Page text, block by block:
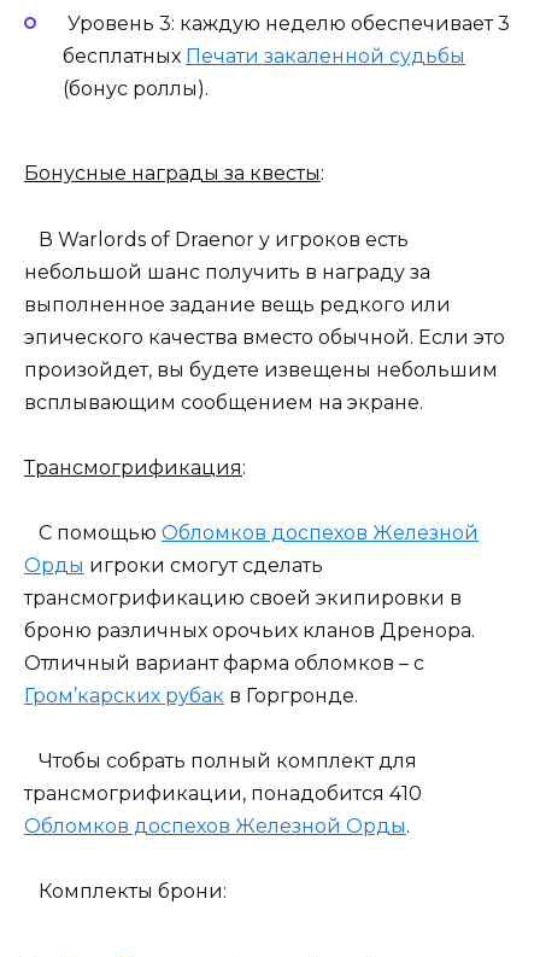
Уровень 3: каждую неделю обеспечивает 3
бесплатных Печати закаленной судьбы
(бонус роллы).
Бонусные награды за квесты:
В Warlords of Draenor у игроков есть
небольшой шанс получить в награду за
выполненное задание вещь редкого или
эпического качества вместо обычной. Если это
произойдет, вы будете извещены небольшим
всплывающим сообщением на экране.
Трансмогрификация:
С помощью Обломков доспехов Железной
Орды игроки смогут сделать
трансмогрификацию своей экипировки в
броню различных орочьих кланов Дренора.
Отличный вариант фарма обломков – с
Гром’карских рубак в Горгронде.
Чтобы собрать полный комплект для
трансмогрификации, понадобится 410
Обломков доспехов Железной Орды.
Комплекты брони: